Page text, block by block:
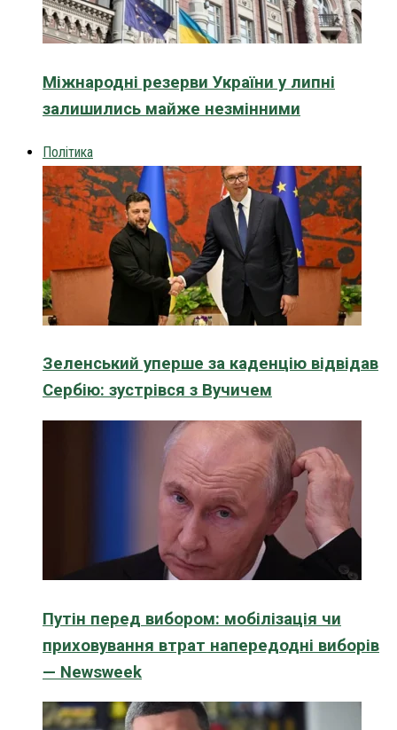
Міжнародні резерви України у липні
залишились майже незмінними
Політика
Зеленський уперше за каденцію відвідав
Сербію: зустрівся з Вучичем
Путін перед вибором: мобілізація чи
приховування втрат напередодні виборів
— Newsweek